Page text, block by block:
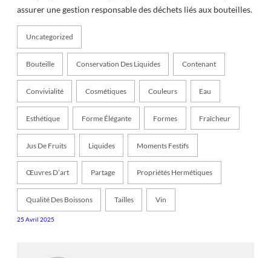
assurer une gestion responsable des déchets liés aux bouteilles.
Uncategorized
Bouteille Conservation Des Liquides Contenant
Convivialité Cosmétiques Couleurs Eau
Esthétique Forme Élégante Formes Fraîcheur
Jus De Fruits Liquides Moments Festifs
Œuvres D’art Partage Propriétés Hermétiques
Qualité Des Boissons Tailles Vin
25 Avril 2025